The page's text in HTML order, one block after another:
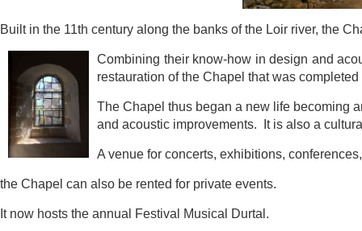
Built in the 11th century along the banks of the Loir river, the
Combining their know-how in design and
restauration of the Chapel that was completed
The Chapel thus began a new life becoming
and acoustic improvements. It is also a
A venue for concerts, exhibitions,
the Chapel can also be rented for private events.
It now hosts the annual Festival Musical Durtal.